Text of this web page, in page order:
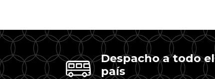
Despacho a todo el
país